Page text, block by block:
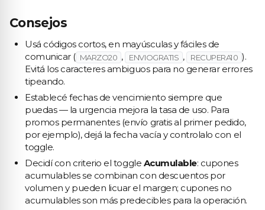
Consejos
Usá códigos cortos, en mayúsculas y fáciles de
comunicar ( MARZO20 , ENVIOGRATIS , RECUPERA10 ).
Evitá los caracteres ambiguos para no generar errores
tipeando.
Establecé fechas de vencimiento siempre que
puedas — la urgencia mejora la tasa de uso. Para
promos permanentes (envío gratis al primer pedido,
por ejemplo), dejá la fecha vacía y controlalo con el
toggle.
Decidí con criterio el toggle Acumulable: cupones
acumulables se combinan con descuentos por
volumen y pueden licuar el margen; cupones no
acumulables son más predecibles para la operación.